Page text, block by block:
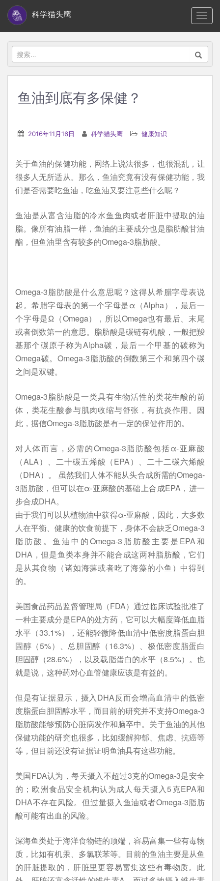
i
科学猫头鹰
搜
索：
鱼油到底有多保健？
2016年11月16日 科学猫头鹰 健康知识
关于鱼油的保健功能，网络上说法很多，也很混乱，让
很多人无所适从。那么，鱼油究竟有没有保健功能，我
们是否需要吃鱼油，吃鱼油又要注意些什么呢？
鱼油是从富含油脂的冷水鱼鱼肉或者肝脏中提取的油
脂。像所有油脂一样，鱼油的主要成分也是脂肪酸甘油
酯，但鱼油里含有较多的Omega-3脂肪酸。
Omega-3脂肪酸是什么意思呢？这得从希腊字母表说
起。希腊字母表的第一个字母是α（Alpha），最后一
个字母是Ω（Omega），所以Omega也有最后、末尾
或者倒数第一的意思。脂肪酸是碳链有机酸，一般把羧
基那个碳原子称为Alpha碳，最后一个甲基的碳称为
Omega碳。Omega-3脂肪酸的倒数第三个和第四个碳
之间是双键。
Omega-3脂肪酸是一类具有生物活性的类花生酸的前
体，类花生酸参与肌肉收缩与舒张，有抗炎作用。因
此，据信Omega-3脂肪酸是有一定的保健作用的。
对人体而言，必需的Omega-3脂肪酸包括α-亚麻酸
（ALA）、二十碳五烯酸（EPA）、二十二碳六烯酸
（DHA）。 虽然我们人体不能从头合成所需的Omega-
3脂肪酸，但可以在α-亚麻酸的基础上合成EPA，进一
步合成DHA。
由于我们可以从植物油中获得α-亚麻酸，因此，大多数
人在平衡、健康的饮食前提下，身体不会缺乏Omega-3
脂肪酸。鱼油中的Omega-3脂肪酸主要是EPA和
DHA，但是鱼类本身并不能合成这两种脂肪酸，它们
是从其食物（诸如海藻或者吃了海藻的小鱼）中得到
的。
美国食品药品监督管理局（FDA）通过临床试验批准了
一种主要成分是EPA的处方药，它可以大幅度降低血脂
水平（33.1%），还能轻微降低血清中低密度脂蛋白胆
固醇（5%）、总胆固醇（16.3%）、极低密度脂蛋白
胆固醇（28.6%），以及载脂蛋白的水平（8.5%）。也
就是说，这种药对心血管健康应该是有益的。
但是有证据显示，摄入DHA反而会增高血清中的低密
度脂蛋白胆固醇水平，而目前的研究并不支持Omega-3
脂肪酸能够预防心脏病发作和脑卒中。关于鱼油的其他
保健功能的研究也很多，比如缓解抑郁、焦虑、抗癌等
等，但目前还没有证据证明鱼油具有这些功能。
美国FDA认为，每天摄入不超过3克的Omega-3是安全
的；欧洲食品安全机构认为成人每天摄入5克EPA和
DHA不存在风险。但过量摄入鱼油或者Omega-3脂肪
酸可能有出血的风险。
深海鱼类处于海洋食物链的顶端，容易富集一些有毒物
质，比如有机汞、多氯联苯等。目前的鱼油主要是从鱼
的肝脏提取的，肝脏里更容易富集这些有毒物质。此